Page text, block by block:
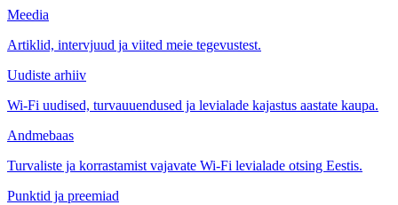
Meedia
Artiklid, intervjuud ja viited meie tegevustest.
Uudiste arhiiv
Wi-Fi uudised, turvauuendused ja levialade kajastus aastate kaupa.
Andmebaas
Turvaliste ja korrastamist vajavate Wi-Fi levialade otsing Eestis.
Punktid ja preemiad